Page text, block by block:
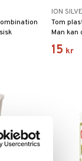
ION
Tom
Man kan
genom
och
15 kr